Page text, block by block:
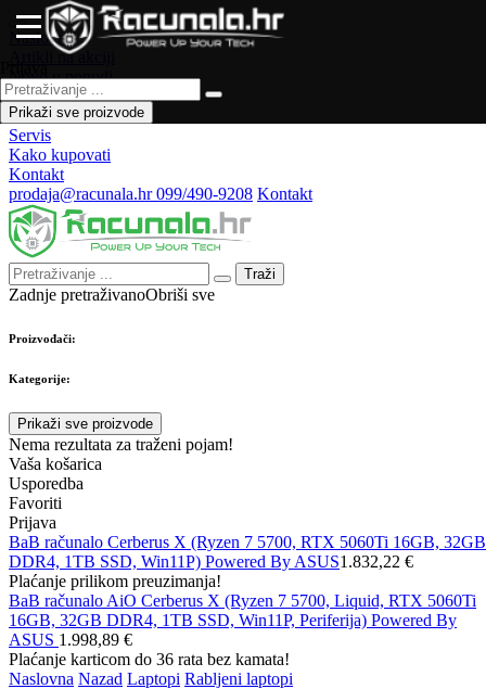
Naslovna
Artikli na akciji
Novo u ponudi
Česta pitanja
Forum
Servis
Kako kupovati
Kontakt
prodaja@racunala.hr099/490-9208 Kontakt
Traži
Zadnje pretraživanoObriši sve
Proizvođači:
Kategorije:
Prikaži sve proizvode
Nema rezultata za traženi pojam!
Vaša košarica
Usporedba
Favoriti
Prijava
Prikaži sve proizvode
BaB računalo Cerberus X (Ryzen 7 5700, RTX 5060Ti 16GB, 32GB
DDR4, 1TB SSD, Win11P) Powered By ASUS1.832,22 €
Plaćanje prilikom preuzimanja!
BaB računalo AiO Cerberus X (Ryzen 7 5700, Liquid, RTX 5060Ti
16GB, 32GB DDR4, 1TB SSD, Win11P, Periferija) Powered By
ASUS 1.998,89 €
Plaćanje karticom do 36 rata bez kamata!
Naslovna Nazad Laptopi Rabljeni laptopi